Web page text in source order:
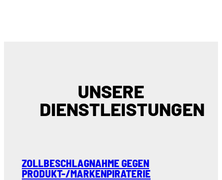
UNSERE
DIENSTLEISTUNGEN
ZOLLBESCHLAGNAHME GEGEN
PRODUKT-/MARKENPIRATERIE